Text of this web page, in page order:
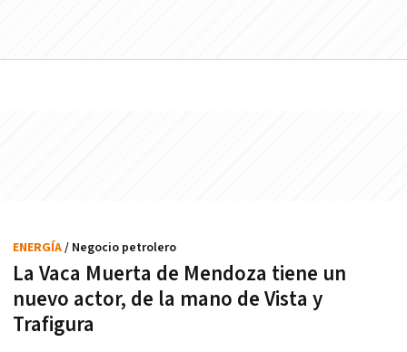
La Vaca Muerta de Mendoza tiene un
nuevo actor, de la mano de Vista y
Trafigura
ENERGÍA/ Negocio petrolero